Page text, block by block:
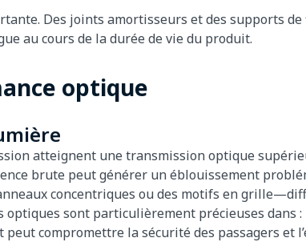
Des joints amortisseurs et des supports
au cours de la durée de vie du produit.
optique
atteignent une transmission optique
brute peut générer un éblouissement
concentriques ou des motifs en
sont particulièrement précieuses dans :
peut compromettre la sécurité des passagers et